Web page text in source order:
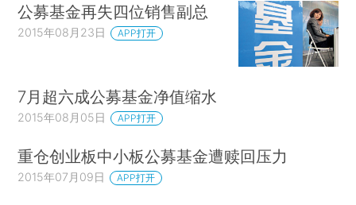
公募基金再失四位销售副总
2015年08月23日 APP打开
7月超六成公募基金净值缩水
2015年08月05日 APP打开
重仓创业板中小板公募基金遭赎回压力
2015年07月09日 APP打开